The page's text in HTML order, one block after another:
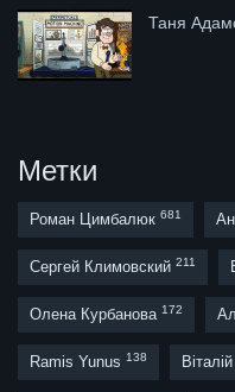
Таня
Метки
Роман Цимбалюк 681
Сергей Климовский 211
Олена Курбанова 172
Ramis Yunus 138